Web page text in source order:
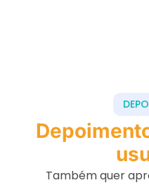
Também quer